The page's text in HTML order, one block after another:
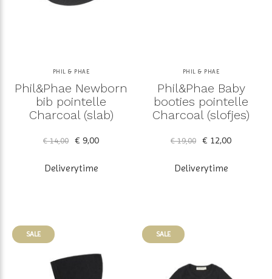
PHIL & PHAE
Phil&Phae Newborn
bib pointelle
Charcoal (slab)
€ 14,00 € 9,00
Deliverytime
PHIL & PHAE
Phil&Phae Baby
booties pointelle
Charcoal (slofjes)
€ 19,00 € 12,00
Deliverytime
SALE SALE